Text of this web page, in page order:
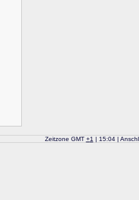
Zeitzone GMT +1 | 15:04 |